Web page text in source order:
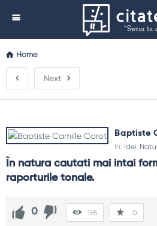
Home
Next
Baptiste
In: Idei,
În natura cautati mai intai
raporturile tonale.
0 165 0